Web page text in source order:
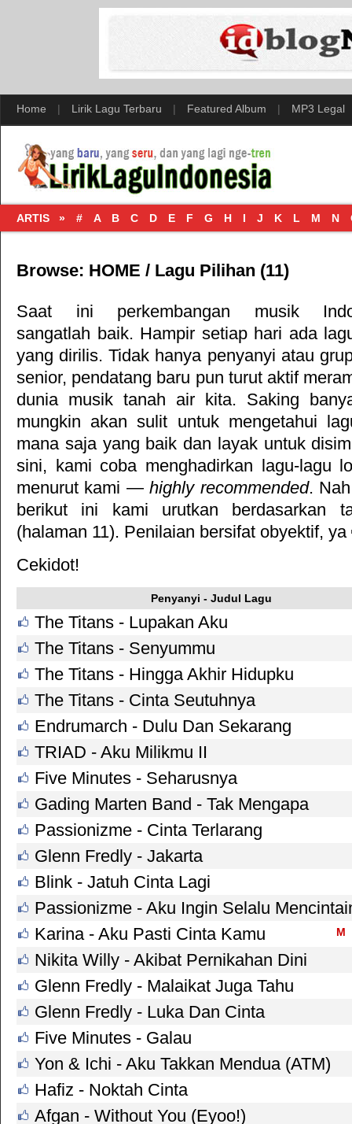
Home | Lirik Lagu Terbaru | Featured Album | MP3 Legal
ARTIS » # A B C D E F G H I J K L M N
Browse: HOME / Lagu Pilihan (11)
Saat ini perkembangan musik
sangatlah baik. Hampir setiap hari ada
yang dirilis. Tidak hanya penyanyi atau
senior, pendatang baru pun turut aktif
dunia musik tanah air kita. Saking
mungkin akan sulit untuk mengetahui
mana saja yang baik dan layak untuk
sini, kami coba menghadirkan lagu-lagu
menurut kami —highly recommended.
berikut ini kami urutkan berdasarkan
(halaman 11). Penilaian bersifat obyektif, ya
Cekidot!
Penyanyi - Judul Lagu
The Titans - Lupakan Aku
The Titans - Senyummu
The Titans - Hingga Akhir Hidupku
The Titans - Cinta Seutuhnya
Endrumarch - Dulu Dan Sekarang
TRIAD - Aku Milikmu II
Five Minutes - Seharusnya
Gading Marten Band - Tak Mengapa
Passionizme - Cinta Terlarang
Glenn Fredly - Jakarta
Blink - Jatuh Cinta Lagi
Passionizme - Aku Ingin Selalu
Karina - Aku Pasti Cinta Kamu
M
Nikita Willy - Akibat Pernikahan Dini
Glenn Fredly - Malaikat Juga Tahu
Glenn Fredly - Luka Dan Cinta
Five Minutes - Galau
Yon & Ichi - Aku Takkan Mendua (ATM)
Hafiz - Noktah Cinta
Afgan - Without You (Eyoo!)